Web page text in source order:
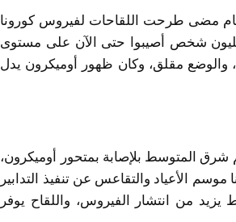
عام مضى طرحت اللقاحات لفيروس كورونا
نتمنى إنهاء الجائحة لكن قد أودى بحياة 5 ملايين شخص بالعالم، و270 مليون شخص أصيبوا حتى الآن على مستوى
أدى لحدوث 17 مليون حالة إصابة، والوضع مقلق، وكان ظهور أوميكرون يدل
الحالات، وقد أبلغت 14 بلدا من 22 بلدا فى إقليم شرق المتوسط بلإصابة بمتحور أوميكرون،
الأعياد والتقاعس عن تنفيذ التدابير
يزيد من انتشار الفيروس، واللقاح يوفر